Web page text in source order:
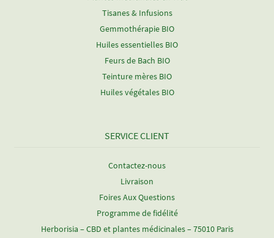
Tisanes & Infusions
Gemmothérapie BIO
Huiles essentielles BIO
Feurs de Bach BIO
Teinture mères BIO
Huiles végétales BIO
SERVICE CLIENT
Contactez-nous
Livraison
Foires Aux Questions
Programme de fidélité
Herborisia – CBD et plantes médicinales – 75010 Paris